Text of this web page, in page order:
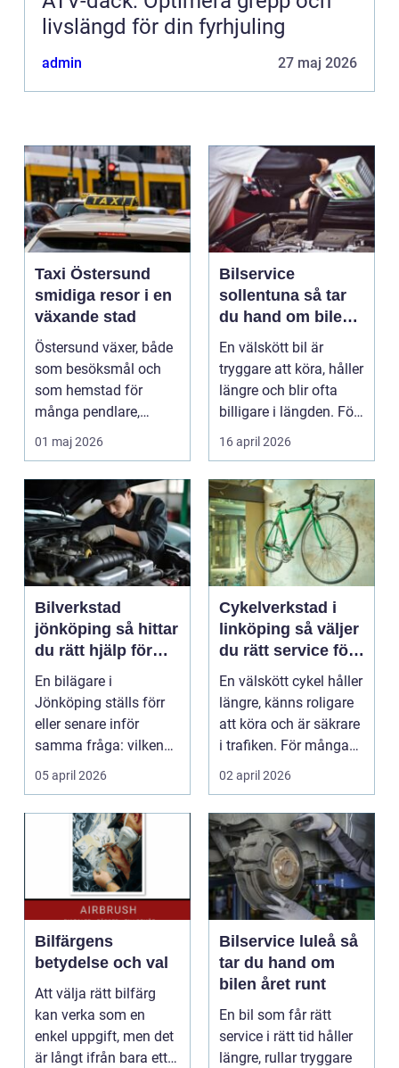
livslängd för din fyrhjuling
admin 27 maj 2026
Taxi Östersund
smidiga resor i en
växande stad
Östersund växer, både
som besöksmål och
som hemstad för
många pendlare,
studenter och
företagare. En...
01 maj 2026
Bilservice
sollentuna så tar
du hand om bilen
på ett smart sätt
En välskött bil är
tryggare att köra, håller
längre och blir ofta
billigare i längden. För
många bil...
16 april 2026
Bilverkstad
jönköping så hittar
du rätt hjälp för
bilen
En bilägare i
Jönköping ställs förr
eller senare inför
samma fråga: vilken
verkstad tar bäst hand
om...
05 april 2026
Cykelverkstad i
linköping så väljer
du rätt service för
din cykel
En välskött cykel håller
längre, känns roligare
att köra och är säkrare
i trafiken. För många
som cy...
02 april 2026
Bilfärgens
betydelse och val
Att välja rätt bilfärg
kan verka som en
enkel uppgift, men det
är långt ifrån bara ett
Bilservice luleå så
tar du hand om
bilen året runt
En bil som får rätt
service i rätt tid håller
längre, rullar tryggare